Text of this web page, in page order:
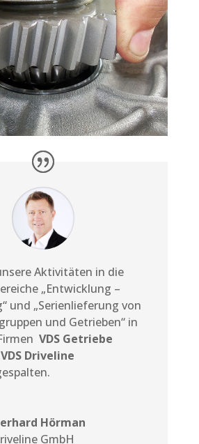
Aktivitäten in die
„Entwicklung –
und „Serienlieferung von
und Getrieben“ in
VDS Getriebe
VDS Driveline
Hörman
GmbH